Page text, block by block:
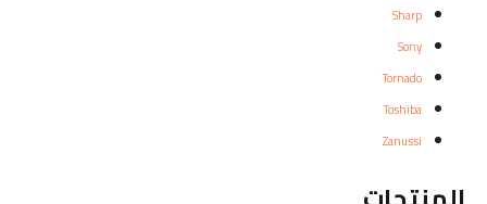
Sharp
Sony
Tornado
Toshiba
Zanussi